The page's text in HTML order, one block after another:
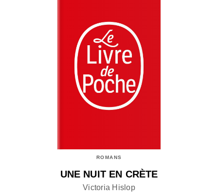
ROMANS
UNE NUIT EN CRÈTE
Victoria Hislop